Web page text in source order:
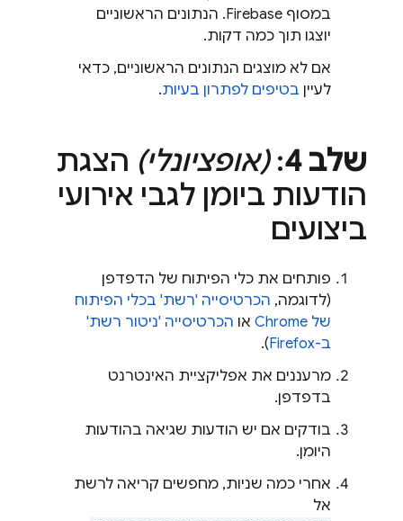
במסוף Firebase. הנתונים הראשוניים
יוצגו תוך כמה דקות.
אם לא מוצגים הנתונים הראשוניים, כדאי
לעיין בטיפים לפתרון בעיות.
שלב 4 :(אופציונלי) הצגת
הודעות ביומן לגבי אירועי
ביצועים
פותחים את כלי הפיתוח של הדפדפן
(לדוגמה, הכרטיסייה 'רשת' בכלי הפיתוח
של Chrome
או הכרטיסייה 'ניטור רשת'
ב-Firefox
).
מרעננים את אפליקציית האינטרנט
בדפדפן.
בודקים אם יש הודעות שגיאה בהודעות
היומן.
אחרי כמה שניות, מחפשים קריאה לרשת
אל